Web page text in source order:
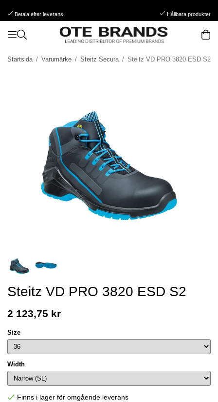
Betala efter leverans Hållbara produkter
Startsida / Varumärke / Steitz Secura / Steitz VD PRO 3820 ESD S2
Steitz VD PRO 3820 ESD S2
2 123,75 kr
Size
Width
Finns i lager för omgående leverans